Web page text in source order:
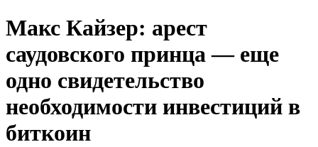
Макс Кайзер: арест
саудовского принца — еще
одно свидетельство
необходимости инвестиций в
биткоин